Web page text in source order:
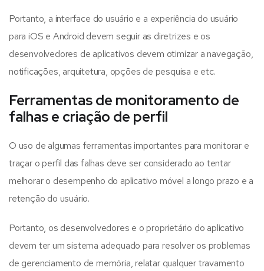
Portanto, a interface do usuário e a experiência do usuário
para iOS e Android devem seguir as diretrizes e os
desenvolvedores de aplicativos devem otimizar a navegação,
notificações, arquitetura, opções de pesquisa e etc.
Ferramentas de monitoramento de
falhas e criação de perfil
O uso de algumas ferramentas importantes para monitorar e
traçar o perfil das falhas deve ser considerado ao tentar
melhorar o desempenho do aplicativo móvel a longo prazo e a
retenção do usuário.
Portanto, os desenvolvedores e o proprietário do aplicativo
devem ter um sistema adequado para resolver os problemas
de gerenciamento de memória, relatar qualquer travamento